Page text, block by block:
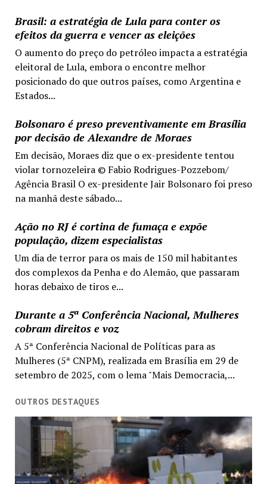
Brasil: a estratégia de Lula para conter os
efeitos da guerra e vencer as eleições
O aumento do preço do petróleo impacta a estratégia
eleitoral de Lula, embora o encontre melhor
posicionado do que outros países, como Argentina e
Estados...
Bolsonaro é preso preventivamente em Brasília
por decisão de Alexandre de Moraes
Em decisão, Moraes diz que o ex-presidente tentou
violar tornozeleira © Fabio Rodrigues-Pozzebom/
Agência Brasil O ex-presidente Jair Bolsonaro foi preso
na manhã deste sábado...
Ação no RJ é cortina de fumaça e expõe
população, dizem especialistas
Um dia de terror para os mais de 150 mil habitantes
dos complexos da Penha e do Alemão, que passaram
horas debaixo de tiros e...
Durante a 5ª Conferência Nacional, Mulheres
cobram direitos e voz
A 5ª Conferência Nacional de Políticas para as
Mulheres (5ª CNPM), realizada em Brasília em 29 de
setembro de 2025, com o lema "Mais Democracia,...
OUTROS DESTAQUES